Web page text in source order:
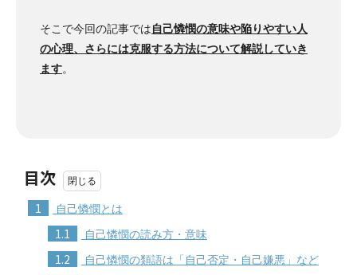
そこで今回の記事では自己憐憫の意味や陥りやすい人
の心理、さらには克服する方法について解説していき
ます。
目次
1 自己憐憫とは
1.1 自己憐憫の読み方・意味
1.2 自己憐憫の類語は「自己否定・自己嫌悪」など